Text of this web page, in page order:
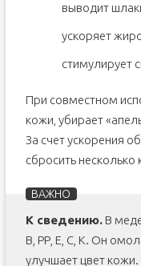
выводит
ускоряет
стимулирует
При совместном
кожи, убирает
За счет ускорения
сбросить
К сведению.В
В, РР, Е, С, К. Он
улучшает цвет кожи.